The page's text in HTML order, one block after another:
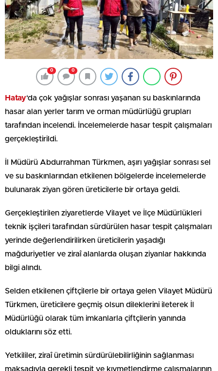
0 0
Hatay‘da çok yağışlar sonrası yaşanan su baskınlarında
hasar alan yerler tarım ve orman müdürlüğü grupları
tarafından incelendi. İncelemelerde hasar tespit çalışmaları
gerçekleştirildi.
İl Müdürü Abdurrahman Türkmen, aşırı yağışlar sonrası sel
ve su baskınlarından etkilenen bölgelerde incelemelerde
bulunarak ziyan gören üreticilerle bir ortaya geldi.
Gerçekleştirilen ziyaretlerde Vilayet ve İlçe Müdürlükleri
teknik işçileri tarafından sürdürülen hasar tespit çalışmaları
yerinde değerlendirilirken üreticilerin yaşadığı
mağduriyetler ve ziraî alanlarda oluşan ziyanlar hakkında
bilgi alındı.
Selden etkilenen çiftçilerle bir ortaya gelen Vilayet Müdürü
Türkmen, üreticilere geçmiş olsun dileklerini ileterek İl
Müdürlüğü olarak tüm imkanlarla çiftçilerin yanında
olduklarını söz etti.
Yetkililer, ziraî üretimin sürdürülebilirliğinin sağlanması
maksadıyla gerekli tespit ve kıymetlendirme çalışmalarının